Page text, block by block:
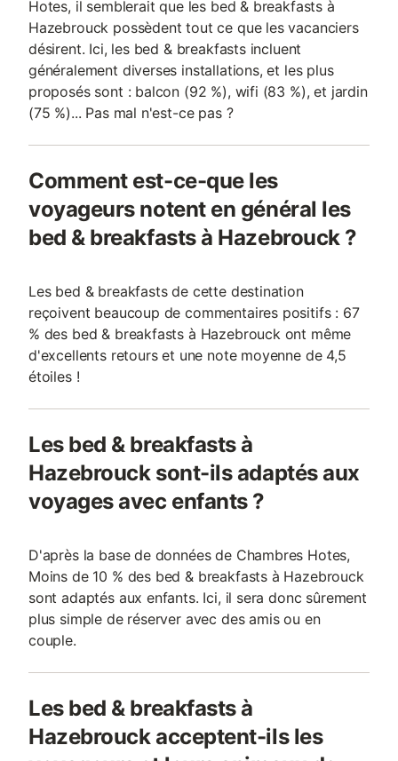
Hotes, il semblerait que les bed & breakfasts à
Hazebrouck possèdent tout ce que les vacanciers
désirent. Ici, les bed & breakfasts incluent
généralement diverses installations, et les plus
proposés sont : balcon (92 %), wifi (83 %), et jardin
(75 %)... Pas mal n'est-ce pas ?
Comment est-ce-que les
voyageurs notent en général les
bed & breakfasts à Hazebrouck ?
Les bed & breakfasts de cette destination
reçoivent beaucoup de commentaires positifs : 67
% des bed & breakfasts à Hazebrouck ont même
d'excellents retours et une note moyenne de 4,5
étoiles !
Les bed & breakfasts à
Hazebrouck sont-ils adaptés aux
voyages avec enfants ?
D'après la base de données de Chambres Hotes,
Moins de 10 % des bed & breakfasts à Hazebrouck
sont adaptés aux enfants. Ici, il sera donc sûrement
plus simple de réserver avec des amis ou en
couple.
Les bed & breakfasts à
Hazebrouck acceptent-ils les